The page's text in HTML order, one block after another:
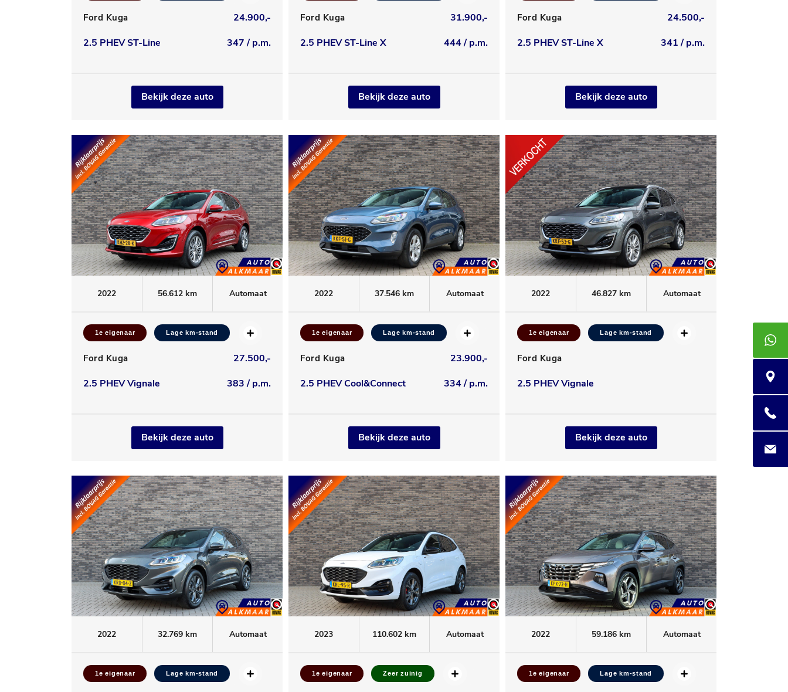
+3185
Praam
085
Ford Kuga
24.900,-
2.5 PHEV ST-Line
347 / p.m.
Bekijk deze auto
Ford Kuga
31.900,-
2.5 PHEV ST-Line X
444 / p.m.
Bekijk deze auto
Ford Kuga
24.500,-
2.5 PHEV ST-Line X
341 / p.m.
Bekijk deze auto
2022 56.612 km Automaat
1e eigenaar Lage km-stand
Ford Kuga
27.500,-
2.5 PHEV Vignale
383 / p.m.
Bekijk deze auto
2022 37.546 km Automaat
1e eigenaar Lage km-stand
Ford Kuga
23.900,-
2.5 PHEV Cool&Connect
334 / p.m.
Bekijk deze auto
2022 46.827 km Automaat
1e eigenaar Lage km-stand
Ford Kuga
2.5 PHEV Vignale
Bekijk deze auto
2022 32.769 km Automaat
1e eigenaar Lage km-stand
2023 110.602 km Automaat
1e eigenaar Zeer zuinig
2022 59.186 km Automaat
1e eigenaar Lage km-stand